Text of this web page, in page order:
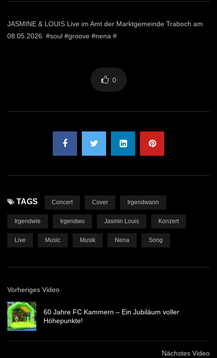
JASMINE & LOUIS Live im Amt der Marktgemeinde Traboch am
08.05.2026. #soul #groove #nena #
0
TAGS Concert Cover Irgendwann
Irgendwie Irgendwo Jasmin Louis Konzert
Live Music Musik Nena Song
Vorheriges Video
60 Jahre FC Kammern – Ein Jubiläum voller
Höhepunkte!
Nächstes Video